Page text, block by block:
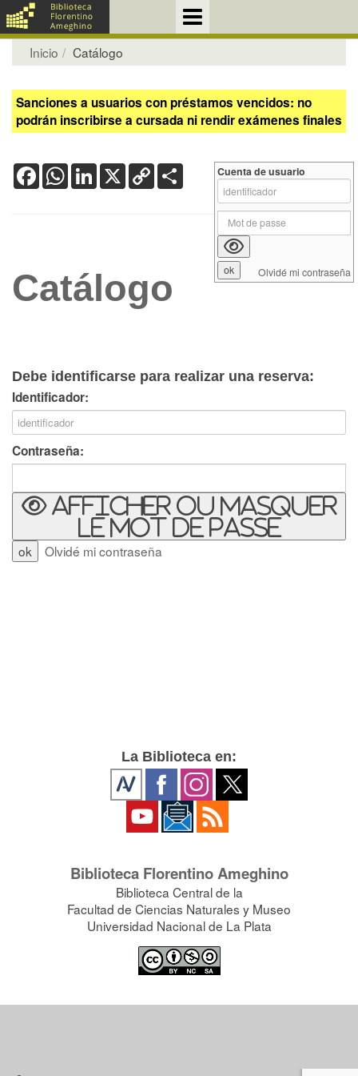
Inicio Catálogo
Sanciones a usuarios con préstamos vencidos: no
podrán inscribirse a cursada ni rendir exámenes finales
FacebookWhatsApp
LinkedIn
X Copy
Link
Catálogo
Debe identificarse para realizar una reserva:
Identificador:
Contraseña:
Afficher ou masquer
le mot de passe
Olvidé mi contraseña
Cuenta de usuario
Olvidé mi contraseña
La Biblioteca en:
Biblioteca Florentino Ameghino
Biblioteca Central de la
Facultad de Ciencias Naturales y Museo
Universidad Nacional de La Plata